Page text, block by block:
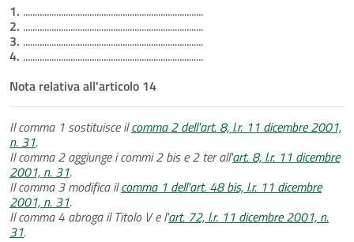
1. ............................................................................
2. ............................................................................
3. ............................................................................
4. ............................................................................
Nota relativa all'articolo 14
Il comma 1 sostituisce ilcomma 2 dell'art. 8, l.r. 11 dicembre 2001,
n. 31.
Il comma 2 aggiunge i commi 2 bis e 2 ter all'art. 8, l.r. 11 dicembre
2001, n. 31.
Il comma 3 modifica ilcomma 1 dell'art. 48 bis, l.r. 11 dicembre
2001, n. 31.
Il comma 4 abroga il Titolo V e l'art. 72, l.r. 11 dicembre 2001, n.
31.